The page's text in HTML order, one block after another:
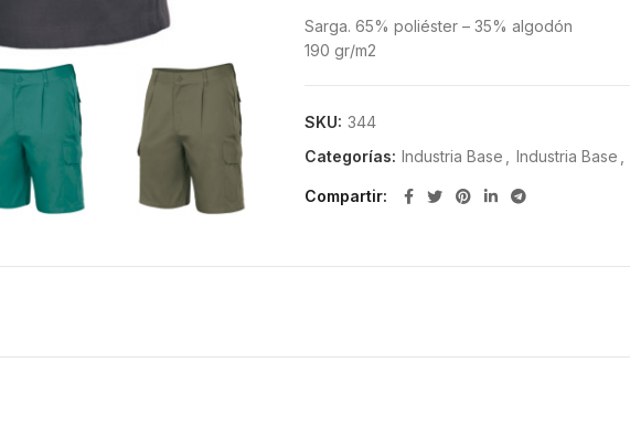
Sarga. 65% poliéster – 35% algodón
190 gr/m2
SKU: 344
Categorías: Industria Base Industria Base
Compartir